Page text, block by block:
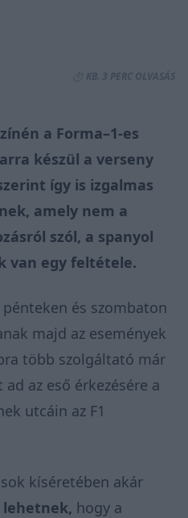
⏱️ KB. 3 PERC OLVASÁS
a Forma–1-es
készül a verseny
így is izgalmas
amely nem a
szól, a spanyol
van egy feltétele.
és szombaton
majd az események
több szolgáltató már
az eső érkezésére a
utcáin az F1
kíséretében akár
lehetnek, hogy a